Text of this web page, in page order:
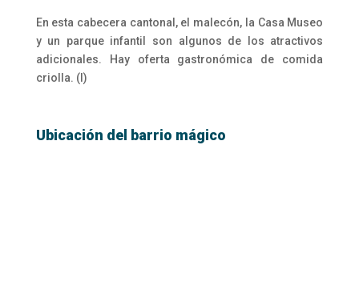
En esta cabecera cantonal, el malecón, la Casa Museo
y un parque infantil son algunos de los atractivos
adicionales. Hay oferta gastronómica de comida
criolla. (I)
Ubicación del barrio mágico